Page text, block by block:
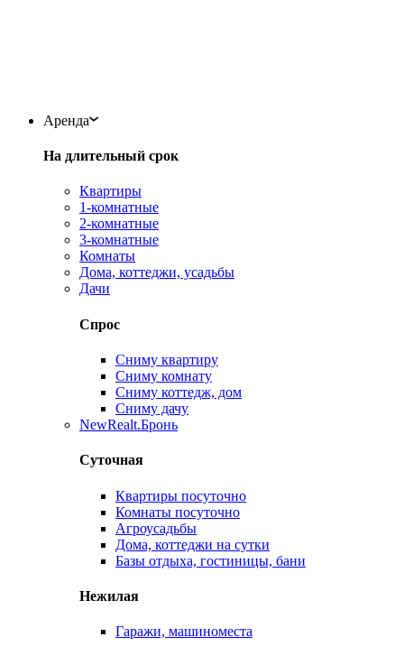
Аренда
На длительный срок
Квартиры
1-комнатные
2-комнатные
3-комнатные
Комнаты
Дома, коттеджи, усадьбы
Дачи
Спрос
Сниму квартиру
Сниму комнату
Сниму коттедж, дом
Сниму дачу
NewRealt.Бронь
Суточная
Квартиры посуточно
Комнаты посуточно
Агроусадьбы
Дома, коттеджи на сутки
Базы отдыха, гостиницы, бани
Нежилая
Гаражи, машиноместа